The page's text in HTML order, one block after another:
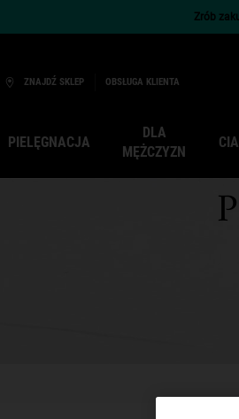
Zrób
ZNAJDŹ SKLEP OBSŁUGA KLIENTA
PIELĘGNACJA
DLA
MĘŻCZYZN